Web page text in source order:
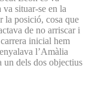
situar-se en la
la posició, cosa que
de no arriscar i
inicial hem
l’Amàlia
un dels dos objectius